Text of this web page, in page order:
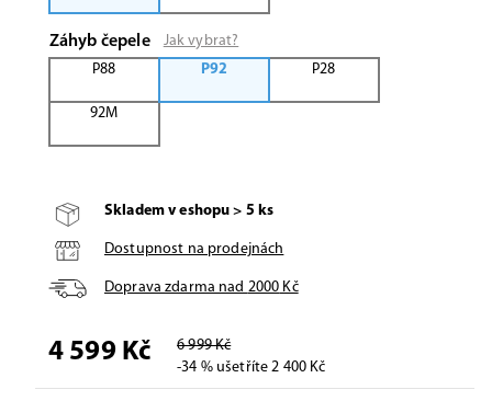
Záhyb čepele
Jak vybrat?
P88
P92 P28
92M
Skladem v eshopu > 5 ks
Dostupnost na prodejnách
Doprava zdarma nad 2000 Kč
4 599 Kč
6 999 Kč
-34 % ušetříte 2 400 Kč